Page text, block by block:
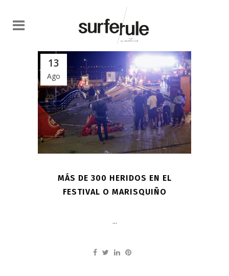
13
Ago
MÁS DE 300 HERIDOS EN EL
FESTIVAL O MARISQUIÑO
...